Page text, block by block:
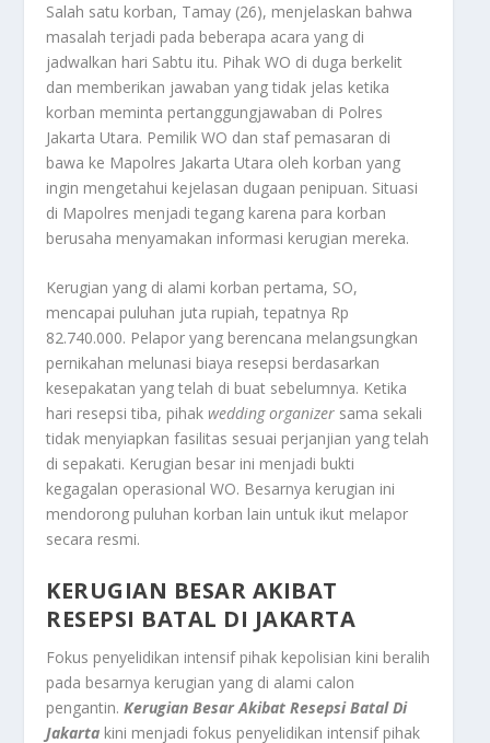
Salah satu korban, Tamay (26), menjelaskan bahwa
masalah terjadi pada beberapa acara yang di
jadwalkan hari Sabtu itu. Pihak WO di duga berkelit
dan memberikan jawaban yang tidak jelas ketika
korban meminta pertanggungjawaban di Polres
Jakarta Utara. Pemilik WO dan staf pemasaran di
bawa ke Mapolres Jakarta Utara oleh korban yang
ingin mengetahui kejelasan dugaan penipuan. Situasi
di Mapolres menjadi tegang karena para korban
berusaha menyamakan informasi kerugian mereka.
Kerugian yang di alami korban pertama, SO,
mencapai puluhan juta rupiah, tepatnya Rp
82.740.000. Pelapor yang berencana melangsungkan
pernikahan melunasi biaya resepsi berdasarkan
kesepakatan yang telah di buat sebelumnya. Ketika
hari resepsi tiba, pihakwedding organizer sama sekali
tidak menyiapkan fasilitas sesuai perjanjian yang telah
di sepakati. Kerugian besar ini menjadi bukti
kegagalan operasional WO. Besarnya kerugian ini
mendorong puluhan korban lain untuk ikut melapor
secara resmi.
KERUGIAN BESAR AKIBAT
RESEPSI BATAL DI JAKARTA
Fokus penyelidikan intensif pihak kepolisian kini beralih
pada besarnya kerugian yang di alami calon
pengantin.Kerugian Besar AkibatResepsi BatalDi
Jakarta kini menjadi fokus penyelidikan intensif pihak